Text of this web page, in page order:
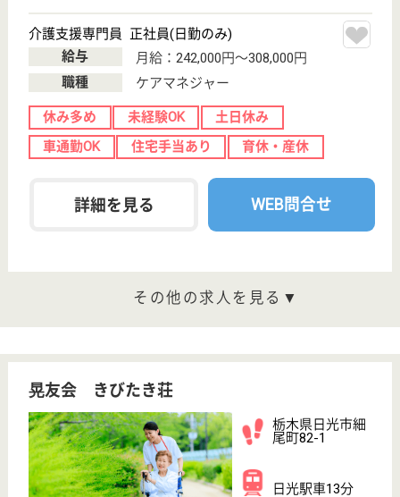
休み多め 無資格可
未経験OK
車通勤OK
住宅手当あり ブランクOK
詳細を見る
裕母和会 かがやき
イフバランスの良い環境です。経験者はもちろ
ん、未経験、無資格の方、施設就業説明のみの方
栃木県栃木市岩
特別養護老人ホ
ーム, ショート
も123日と多く、特別休や希望休で連続休も取得可能
介護職 正社員
給与
月給：188,000円〜272,000円
職種
介護職
休み多め 無資格可
未経験OK
賞与4か月以上
車通勤OK 住宅手当あり